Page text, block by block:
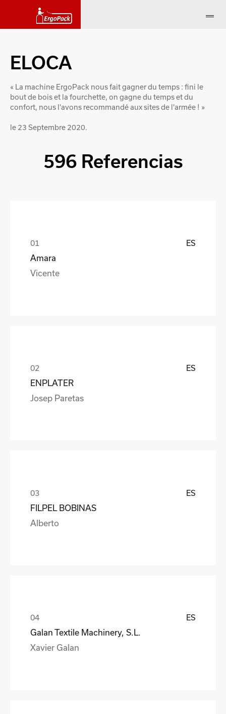
ELOCA
« La machine ErgoPack nous fait gagner du temps : fini le
bout de bois et la fourchette, on gagne du temps et du
confort, nous l'avons recommandé aux sites de l'armée ! »
le 23 Septembre 2020.
596 Referencias
ES
Amara
Vicente
ES
ENPLATER
Josep Paretas
ES
FILPEL BOBINAS
Alberto
ES
Galan Textile Machinery, S.L.
Xavier Galan